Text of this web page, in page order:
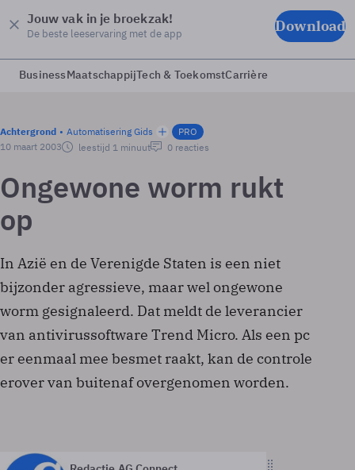
Jouw vak in je broekzak!
De beste leeservaring met de app Download
BusinessMaatschappijTech & ToekomstCarrière
Achtergrond Automatisering Gids
PRO
10 maart 2003
leestijd 1 minuut 0 reacties
Ongewone worm rukt
op
In Azië en de Verenigde Staten is een niet
bijzonder agressieve, maar wel ongewone
worm gesignaleerd. Dat meldt de leverancier
van antivirussoftware Trend Micro. Als een pc
er eenmaal mee besmet raakt, kan de controle
erover van buitenaf overgenomen worden.